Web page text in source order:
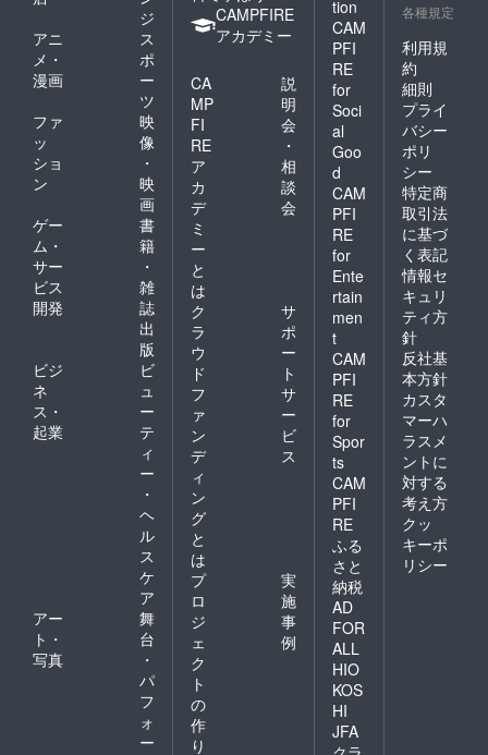
ジ
アニ
メ・
漫画
ス
ポ
ー
ツ
ファ
ッ
ショ
ン
映
像
・
映
画
ゲー
ム・
サー
ビス
開発
書
籍
・
雑
誌
出
版
ビジ
ネ
ス・
起業
ビ
ュ
ー
テ
ィ
ー
・
ヘ
ル
ス
ケ
ア
アー
ト・
写真
舞
台
・
パ
フ
ォ
ー
CAMPFIRE
アカデミー
CA
MP
FI
RE
ア
カ
デ
ミ
ー
と
は
説
明
会
・
相
談
会
ク
ラ
ウ
ド
フ
ァ
ン
デ
ィ
ン
グ
と
は
サ
ポ
ー
ト
サ
ー
ビ
ス
プ
ロ
ジ
ェ
ク
ト
の
作
り
実
施
事
例
tion
CAM
PFI
RE
for
Soci
al
Goo
d
CAM
PFI
RE
for
Ente
rtain
men
t
CAM
PFI
RE
for
Spor
ts
CAM
PFI
RE
ふる
さと
納税
AD
FOR
ALL
HIO
KOS
HI
JFA
各種規定
利用規
約
細則
プライ
バシー
ポリ
シー
特定商
取引法
に基づ
く表記
情報セ
キュリ
ティ方
針
反社基
本方針
カスタ
マーハ
ラスメ
ントに
対する
考え方
クッ
キーポ
リシー